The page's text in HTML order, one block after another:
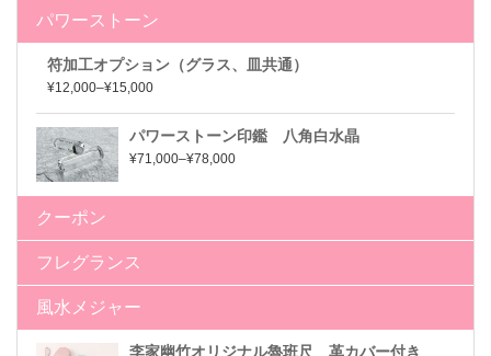
パワーストーン
符加工オプション（グラス、皿共通）
¥12,000–¥15,000
パワーストーン印鑑 八角白水晶
¥71,000–¥78,000
クーポン
フレグランス
風水メジャー
李家幽竹オリジナル魯班尺 革カバー付き